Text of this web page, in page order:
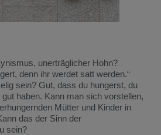
unerträglicher Hohn?
denn ihr werdet satt werden.“
sein? Gut, dass du hungerst, du
haben. Kann man sich vorstellen,
Mütter und Kinder in
das der Sinn der
sein?